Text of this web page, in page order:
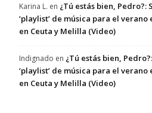
Karina L. en ¿Tú estás bien, Pedro?:
‘playlist’ de música para el
en Ceuta y Melilla (Video)
Indignado en ¿Tú estás bien,
‘playlist’ de música para el
en Ceuta y Melilla (Video)